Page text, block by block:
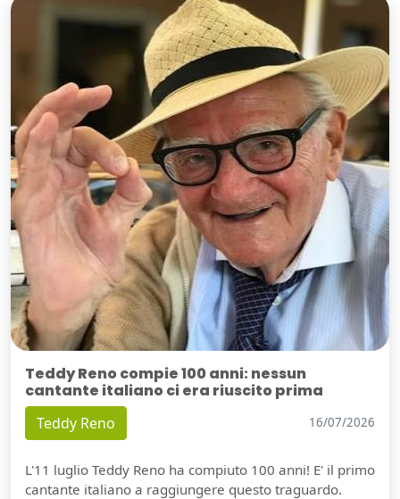
Teddy Reno compie 100 anni: nessun
cantante italiano ci era riuscito prima
Teddy Reno 16/07/2026
L'11 luglio Teddy Reno ha compiuto 100 anni! E' il primo
cantante italiano a raggiungere questo traguardo.